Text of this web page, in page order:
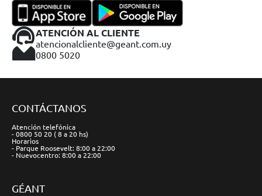
ATENCIÓN AL CLIENTE
atencionalcliente@geant.com.uy
0800 5020
CONTÁCTANOS
Atención telefónica
- 0800 50 20 ( 8 a 20 hs)
Horarios
- Parque Roosevelt: 8:00 a 22:00
- Nuevocentro: 8:00 a 22:00
GÉANT